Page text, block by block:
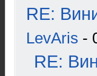
RE:
LevAris -
RE: